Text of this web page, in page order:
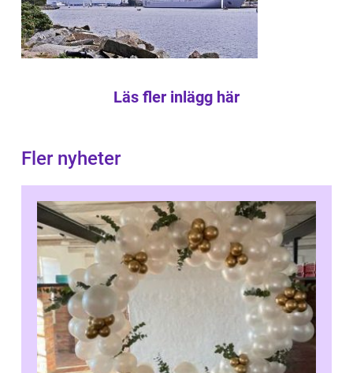
Läs fler inlägg här
Fler nyheter